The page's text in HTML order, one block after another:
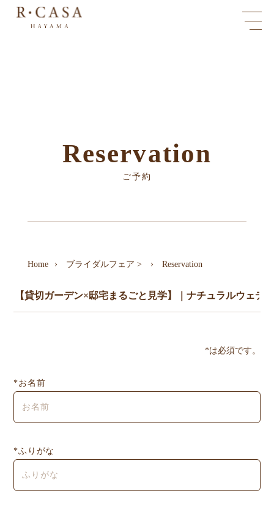
Reservation
ご予約
Home ブライダルフェア > Reservation
*は必須です。
*お名前
*ふりがな